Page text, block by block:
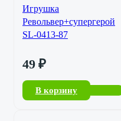
Игрушка
Револьвер+супергерой
SL-0413-87
49 ₽
В корзину